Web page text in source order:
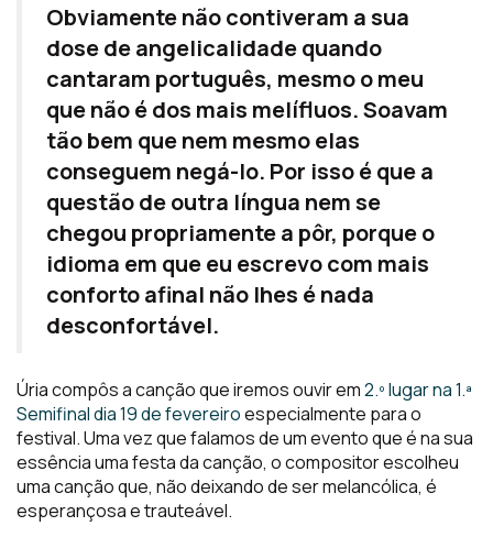
Obviamente não contiveram a sua
dose de angelicalidade quando
cantaram português, mesmo o meu
que não é dos mais melífluos. Soavam
tão bem que nem mesmo elas
conseguem negá-lo. Por isso é que a
questão de outra língua nem se
chegou propriamente a pôr, porque o
idioma em que eu escrevo com mais
conforto afinal não lhes é nada
desconfortável.
Úria compôs a canção que iremos ouvir em2.º lugar na 1.ª
Semifinal dia 19 de fevereiroespecialmente para o
festival. Uma vez que falamos de um evento que é na sua
essência uma festa da canção, o compositor escolheu
uma canção que, não deixando de ser melancólica, é
esperançosa e trauteável.